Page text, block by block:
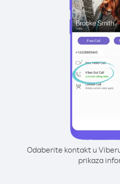
Odaberite kontakt u
prikaza